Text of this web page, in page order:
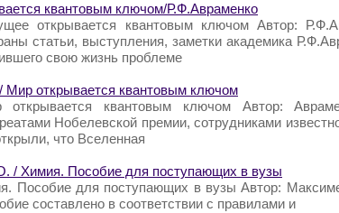
квантовым ключом/Р.Ф.Авраменко
открывается квантовым ключом Автор:
статьи, выступления, заметки академика
свою жизнь проблеме
Мир открывается квантовым ключом
открывается квантовым ключом Автор:
Нобелевской премии, сотрудниками
что Вселенная
/ Химия. Пособие для поступающих в вузы
Пособие для поступающих в вузы Автор:
составлено в соответствии с правилами и